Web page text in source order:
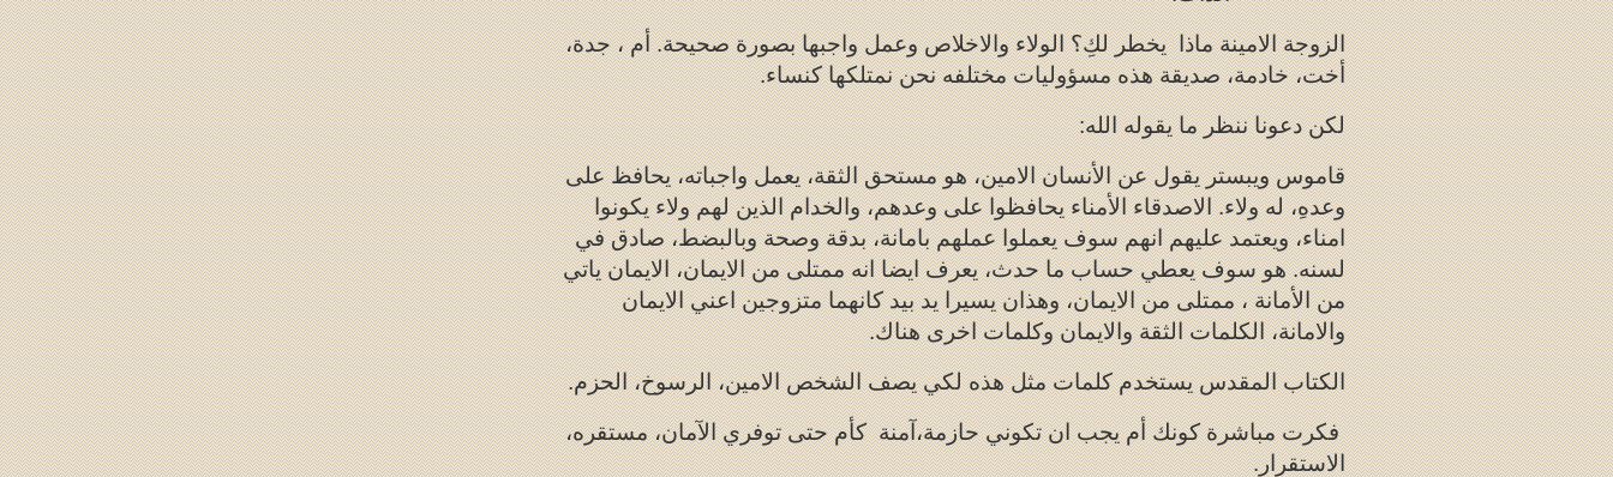
الزوجة الامينة ماذا يخطر لكِ؟ الولاء والاخلاص وعمل واجبها بصورة صحيحة. أم ، جدة،
أخت، خادمة، صديقة هذه مسؤوليات مختلفه نحن نمتلكها كنساء.
لكن دعونا ننظر ما يقوله الله:
قاموس ويبستر يقول عن الأنسان الامين، هو مستحق الثقة، يعمل واجباته، يحافظ على
وعدهِ، له ولاء. الاصدقاء الأمناء يحافظوا على وعدهم، والخدام الذين لهم ولاء يكونوا
امناء، ويعتمد عليهم انهم سوف يعملوا عملهم بامانة، بدقة وصحة وبالبضط، صادق في
لسنه. هو سوف يعطي حساب ما حدث، يعرف ايضا انه ممتلى من الايمان، الايمان ياتي
من الأمانة ، ممتلى من الايمان، وهذان يسيرا يد بيد كانهما متزوجين اعني الايمان
والامانة، الكلمات الثقة والايمان وكلمات اخرى هناك.
الكتاب المقدس يستخدم كلمات مثل هذه لكي يصف الشخص الامين، الرسوخ، الحزم.
فكرت مباشرة كونك أم يجب ان تكوني حازمة،آمنة كأم حتى توفري الآمان، مستقره،
الاستقرار.